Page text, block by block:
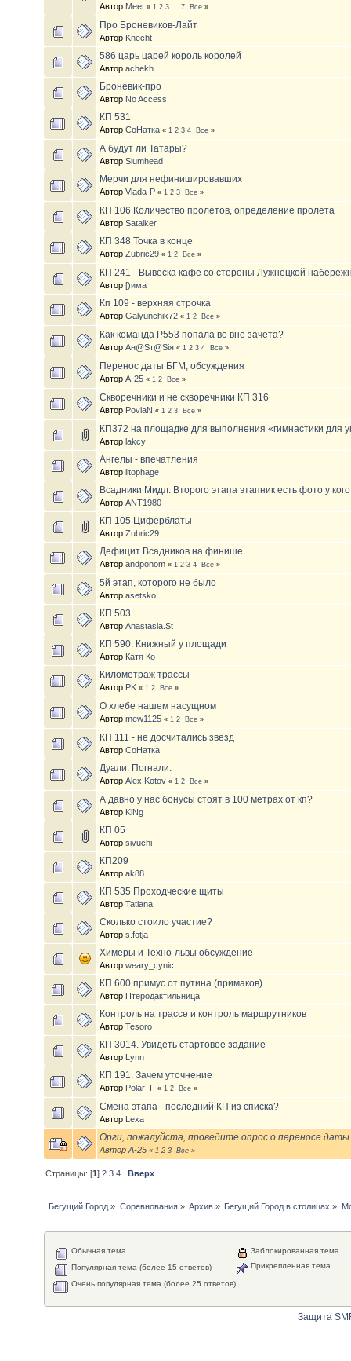
Автор Meet « 1 2 3 ...7 Все »
Про Броневиков-Лайт
Автор Knecht
586 царь царей король королей
Авторachekh
Броневик-про
Автор No Access
КП 531
АвторСоНатка « 1 2 3 4 Все »
А будут ли Татары?
АвторSlumhead
Мерчи для нефинишировавших
АвторVlada-P « 1 2 3 Все »
КП 106 Количество пролётов, определение пролёта
АвторSatalker
КП 348 Точка в конце
АвторZubric29 « 1 2 Все »
КП 241 - Вывеска кафе со стороны Лужнецкой
Автор[)има
Кп 109 - верхняя строчка
АвторGalyunchik72 « 1 2 Все »
Как команда Р553 попала во вне зачета?
АвторАн@Sт@Siя « 1 2 3 4 Все »
Перенос даты БГМ, обсуждения
АвторA-25 « 1 2 Все »
Скворечники и не скворечники КП 316
Автор PoviaN « 1 2 3 Все »
КП372 на площадке для выполнения «гимнастики для
Авторlakcy
Ангелы - впечатления
Авторlitophage
Всадники Мидл. Второго этапа этапник есть фото у
АвторANT1980
КП 105 Циферблаты
АвторZubric29
Дефицит Всадников на финише
Авторandponom « 1 2 3 4 Все »
5й этап, которого не было
Авторasetsko
КП 503
АвторAnastasia.St
КП 590. Книжный у площади
Автор Катя Ко
Километраж трассы
Автор PK « 1 2 Все »
О хлебе нашем насущном
Авторmew1125 « 1 2 Все »
КП 111 - не досчитались звёзд
АвторСоНатка
Дуали. Погнали.
АвторAlex Kotov « 1 2 Все »
А давно у нас бонусы стоят в 100 метрах от кп?
Автор KiNg
КП 05
Авторsivuchi
КП209
Авторak88
КП 535 Проходческие щиты
АвторTatiana
Сколько стоило участие?
Авторs.fotja
Химеры и Техно-львы обсуждение
Авторweary_cynic
КП 600 примус от путина (примаков)
Автор Птеродактильница
Контроль на трассе и контроль маршрутников
АвторTesoro
КП 3014. Увидеть стартовое задание
Автор Lynn
КП 191. Зачем уточнение
Автор Polar_F « 1 2 Все »
Смена этапа - последний КП из списка?
Автор Lexa
Орги, пожалуйста, проведите опрос о переносе даты
АвторA-25 « 1 2 3 Все »
Страницы: [1]2 3 4 Вверх
Бегущий Город » Соревнования» Архив » Бегущий Город в столицах »
Обычная тема
Популярная тема (более 15 ответов)
Очень популярная тема (более 25 ответов)
Заблокированная тема
Прикрепленная тема
Защита